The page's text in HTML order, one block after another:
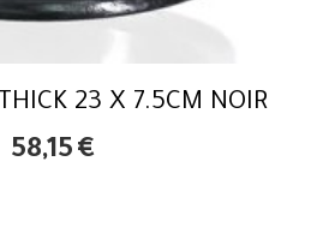
23 X 7.5CM NOIR
58,15 €